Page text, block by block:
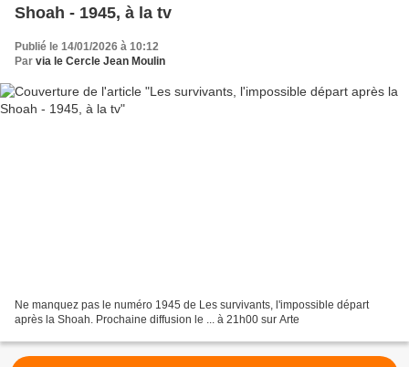
Shoah - 1945, à la tv
Publié le 14/01/2026 à 10:12
Par via le Cercle Jean Moulin
Ne manquez pas le numéro 1945 de Les survivants, l'impossible départ
après la Shoah. Prochaine diffusion le ... à 21h00 sur Arte